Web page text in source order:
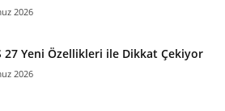
2026
27 Yeni Özellikleri ile Dikkat Çekiyor
2026